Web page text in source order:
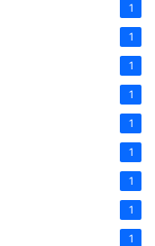
1
1
1
1
1
1
1
1
1